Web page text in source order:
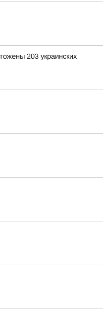
203 украинских